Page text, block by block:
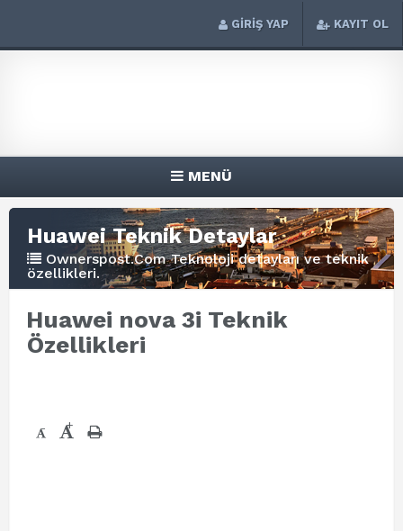
GİRİŞ YAP KAYIT OL
MENÜ
Huawei Teknik Detaylar
Ownerspost.Com Teknoloji detayları ve teknik
özellikleri.
Huawei nova 3i Teknik
Özellikleri
- +